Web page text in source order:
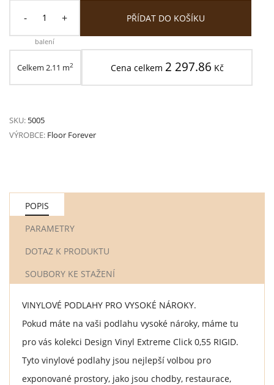
- +
balení
PŘÍDAT DO KOŠÍKU
Celkem 2.11 m2 Cena celkem 2 297.86 Kč
SKU: 5005
VÝROBCE: Floor Forever
POPIS
PARAMETRY
DOTAZ K PRODUKTU
SOUBORY KE STAŽENÍ
VINYLOVÉ PODLAHY PRO VYSOKÉ NÁROKY.
Pokud máte na vaši podlahu vysoké nároky, máme tu
pro vás kolekci Design Vinyl Extreme Click 0,55 RIGID.
Tyto vinylové podlahy jsou nejlepší volbou pro
exponované prostory, jako jsou chodby, restaurace,